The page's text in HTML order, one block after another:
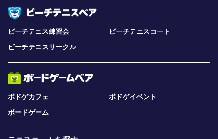
ビーチテニス練習会
ビーチテニスコート
ビーチテニスサークル
ボドゲカフェ
ボドゲイベント
ボードゲーム